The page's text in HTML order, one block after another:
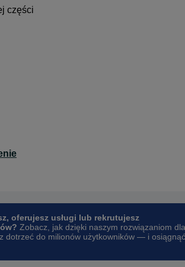
części
oferujesz usługi lub rekrutujesz
Zobacz, jak dzięki naszym rozwiązaniom dla
dotrzeć do milionów użytkowników — i osiągnąć